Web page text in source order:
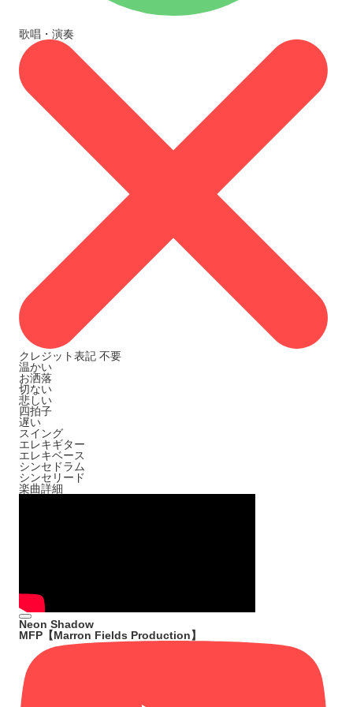
歌唱・演奏
クレジット表記 不要
温かい
お洒落
切ない
悲しい
四拍子
遅い
スイング
エレキギター
エレキベース
シンセドラム
シンセリード
楽曲詳細
Neon Shadow
MFP【Marron Fields Production】